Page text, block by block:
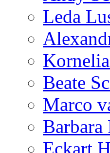
Leda
Beate
Marco
Barbara
Eckart